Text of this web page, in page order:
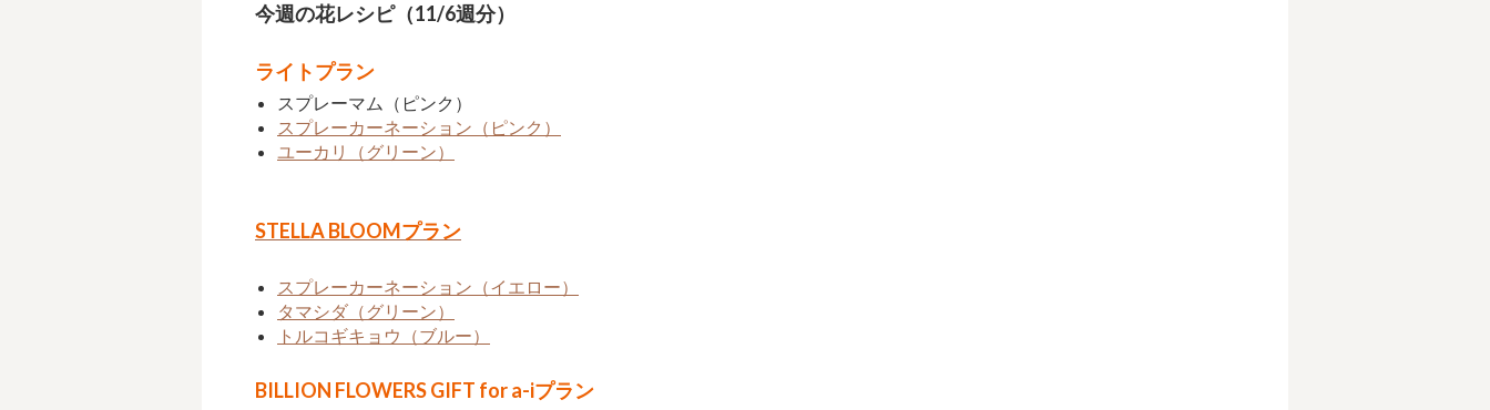
今週の花レシピ（11/6週分）
ライトプラン
スプレーマム（ピンク）
スプレーカーネーション（ピンク）
ユーカリ（グリーン）
STELLA BLOOMプラン
スプレーカーネーション（イエロー）
タマシダ（グリーン）
トルコギキョウ（ブルー）
BILLION FLOWERS GIFT for a-iプラン